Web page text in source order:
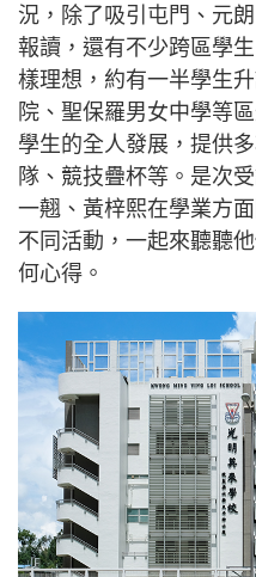
況，除了吸引屯門、元
報讀，還有不少跨區學
樣理想，約有一半學生
院、聖保羅男女中學等
學生的全人發展，提供
隊、競技疊杯等。是次
一翹、黃梓熙在學業方
不同活動，一起來聽聽
何心得。